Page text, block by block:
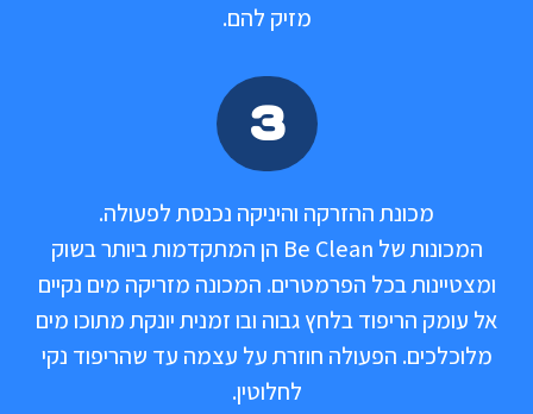
מזיק להם.
3
מכונת ההזרקה והיניקה נכנסת לפעולה.
המכונות של Be Clean הן המתקדמות ביותר בשוק
ומצטיינות בכל הפרמטרים. המכונה מזריקה מים נקיים
אל עומק הריפוד בלחץ גבוה ובו זמנית יונקת מתוכו מים
מלוכלכים. הפעולה חוזרת על עצמה עד שהריפוד נקי
לחלוטין.